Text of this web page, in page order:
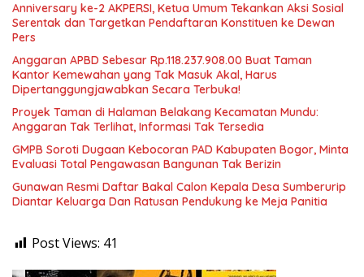
Anniversary ke-2 AKPERSI, Ketua Umum Tekankan Aksi Sosial
Serentak dan Targetkan Pendaftaran Konstituen ke Dewan
Pers
Anggaran APBD Sebesar Rp.118.237.908.00 Buat Taman
Kantor Kemewahan yang Tak Masuk Akal, Harus
Dipertanggungjawabkan Secara Terbuka!
Proyek Taman di Halaman Belakang Kecamatan Mundu:
Anggaran Tak Terlihat, Informasi Tak Tersedia
GMPB Soroti Dugaan Kebocoran PAD Kabupaten Bogor, Minta
Evaluasi Total Pengawasan Bangunan Tak Berizin
Gunawan Resmi Daftar Bakal Calon Kepala Desa Sumberurip
Diantar Keluarga Dan Ratusan Pendukung ke Meja Panitia
Post Views: 41